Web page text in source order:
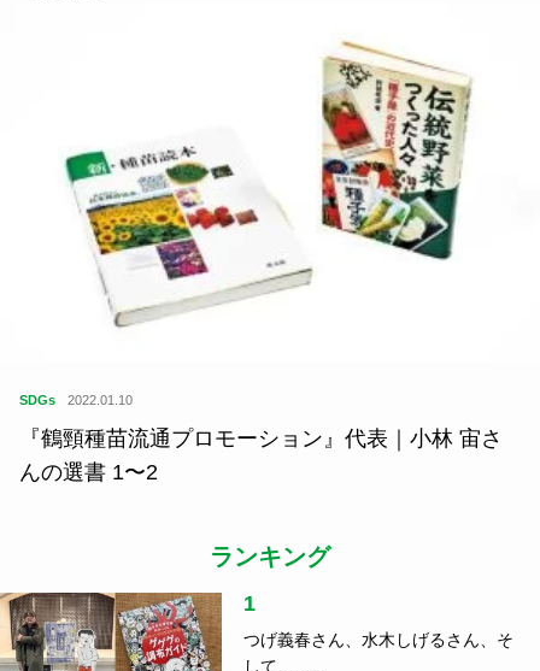
SDGs 2022.01.10
『鶴頸種苗流通プロモーション』代表｜小林 宙さ
んの選書 1〜2
ランキング
1
つげ義春さん、水木しげるさん、そ
して……...